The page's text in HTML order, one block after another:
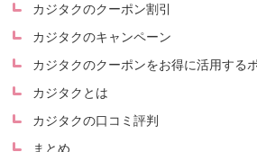
カジタクのクーポン割引
カジタクのキャンペーン
カジタクのクーポンをお得に活用する
カジタクとは
カジタクの口コミ評判
まとめ